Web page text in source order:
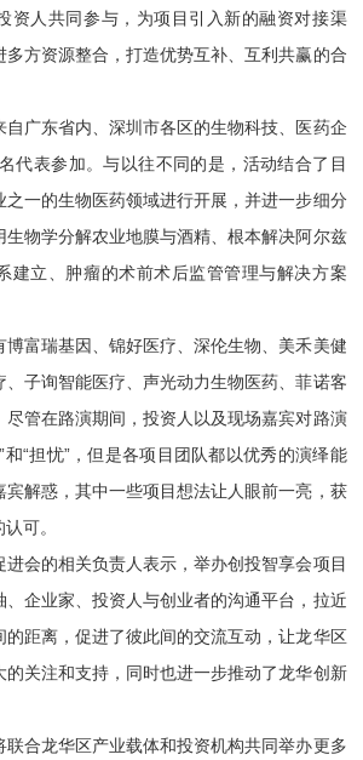
资人共同参与，为项目引入新的融资对接渠
方资源整合，打造优势互补、互利共赢的合
广东省内、深圳市各区的生物科技、医药企
代表参加。与以往不同的是，活动结合了目
之一的生物医药领域进行开展，并进一步细分
生物学分解农业地膜与酒精、根本解决阿尔兹
建立、肿瘤的术前术后监管管理与解决方案
富瑞基因、锦好医疗、深伦生物、美禾美健
、子询智能医疗、声光动力生物医药、菲诺客
尽管在路演期间，投资人以及现场嘉宾对路演
和“担忧”，但是各项目团队都以优秀的演绎能
宾解惑，其中一些项目想法让人眼前一亮，获
可。
的相关负责人表示，举办创投智享会项目
、企业家、投资人与创业者的沟通平台，拉近
的距离，促进了彼此间的交流互动，让龙华区
的关注和支持，同时也进一步推动了龙华创新
合龙华区产业载体和投资机构共同举办更多